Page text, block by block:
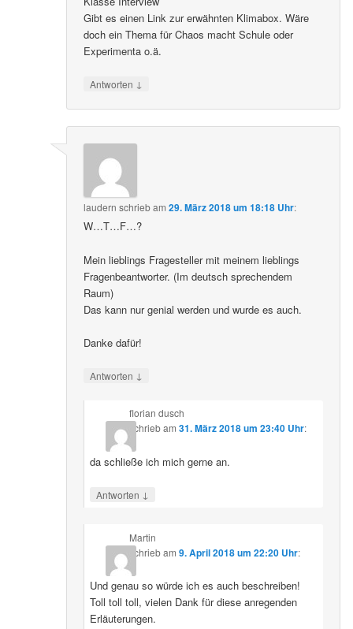
Gibt es einen Link zur erwähnten Klimabox. Wäre
doch ein Thema für Chaos macht Schule oder
Experimenta o.ä.
Antworten ↓
laudern schriebam29. März 2018 um 18:18 Uhr:
W…T…F…?
Mein lieblings Fragesteller mit meinem lieblings
Fragenbeantworter. (Im deutsch sprechendem
Raum)
Das kann nur genial werden und wurde es auch.
Danke dafür!
Antworten ↓
florian dusch
schriebam 31. März 2018 um 23:40 Uhr:
da schließe ich mich gerne an.
Antworten ↓
Martin
schriebam 9. April 2018 um 22:20 Uhr:
Und genau so würde ich es auch beschreiben!
Toll toll toll, vielen Dank für diese anregenden
Erläuterungen.